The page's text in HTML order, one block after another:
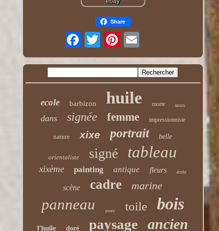
Share
ecole barbizon huile morte sous
dans signée femme impressionniste
nature xixe portrait belle
orientaliste signé tableau
xixème painting antique fleurs école
scène cadre marine
panneau avec toile bois
l'huile doré paysage ancien